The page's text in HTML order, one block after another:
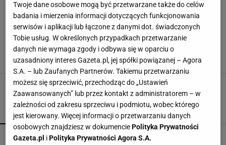
BÓB W STRĄKACH
W worku czy luzem? W skórce czy bez?
Wszystko, co powinieneś wiedzieć o bobie
przed kupnem
BÓB BÓB W STRĄKACH GOTOWANIE BOBU
POPULARNE NAJNOWSZE
Biorę cukinię i ziemniaki. Powstaje obiad, który
Twoje dane osobowe mogą być przetwarzane także do celów
badania i mierzenia informacji dotyczących funkcjonowania
serwisów i aplikacji lub łączone z danymi dot. świadczonych
Tobie usług. W określonych przypadkach przetwarzanie
danych nie wymaga zgody i odbywa się w oparciu o
uzasadniony interes Gazeta.pl, jej spółki powiązanej – Agora
S.A. – lub Zaufanych Partnerów. Takiemu przetwarzaniu
możesz się sprzeciwić, przechodząc do „Ustawień
Zaawansowanych” lub przez kontakt z administratorem – w
zależności od zakresu sprzeciwu i podmiotu, wobec którego
jest kierowany. Więcej informacji o przetwarzaniu danych
osobowych znajdziesz w dokumencie Polityka Prywatności
Gazeta.pl i Polityka Prywatności Agora S.A.